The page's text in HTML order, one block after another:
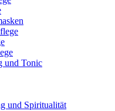
und Tonic
und Spiritualität